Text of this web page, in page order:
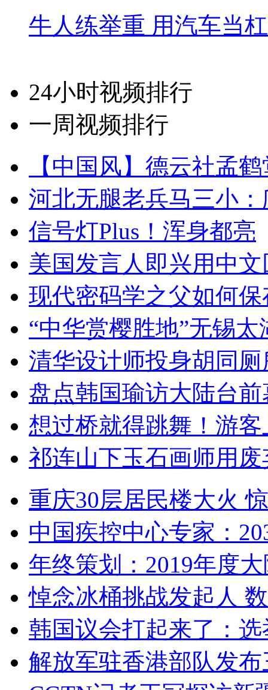
牛人练举重 用汽车当
24小时视频排行
一周视频排行
【中国风】德云社孟
河北无腿老兵马三小
信号灯Plus！浑身都亮
美国发言人即兴用中
现代密码学之父如何
“中华赏樱胜地”无锡
清华设计师投身胡同
盘点韩国瑜访大陆台
想过桥就得跳舞！游客
祁连山下玉石画师用
重庆30层居民楼大火
中国疾控中心专家：
年终策划：2019年度
悼念冰桶挑战发起人
韩国议会打起来了：
解放军驻香港部队发